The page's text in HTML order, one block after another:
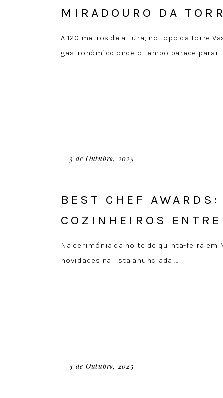
MIRADOURO DA
A 120 metros de altura, no topo da Torre
gastronómico onde o tempo parece parar.
3 de Outubro, 2025
BEST CHEF
COZINHEIROS
Na cerimónia da noite de quinta-feira em
novidades na lista anunciada
3 de Outubro, 2025